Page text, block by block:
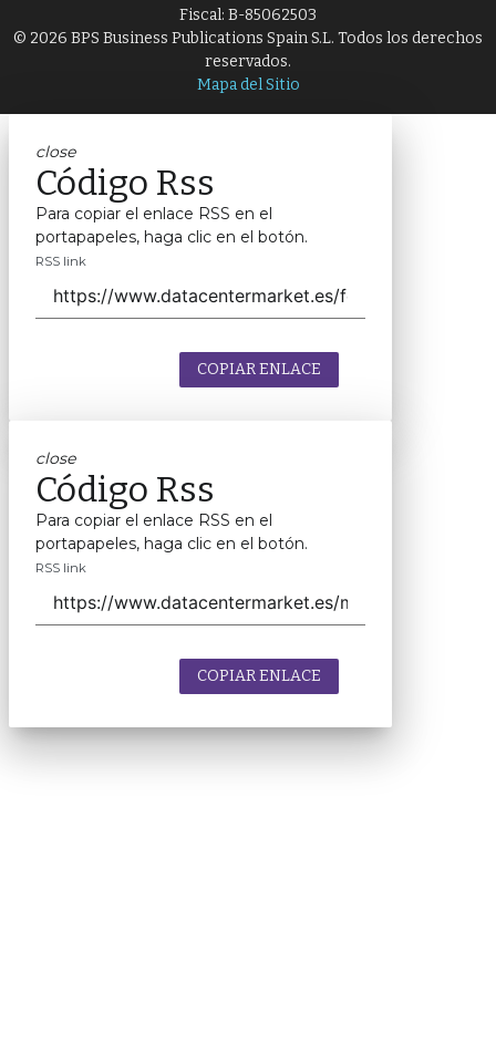
Fiscal: B-85062503
© 2026 BPS Business Publications Spain S.L. Todos los derechos
reservados.
Mapa del Sitio
close
Código Rss
Para copiar el enlace RSS en el
portapapeles, haga clic en el botón.
RSS link
COPIAR ENLACE
close
Código Rss
Para copiar el enlace RSS en el
portapapeles, haga clic en el botón.
RSS link
COPIAR ENLACE